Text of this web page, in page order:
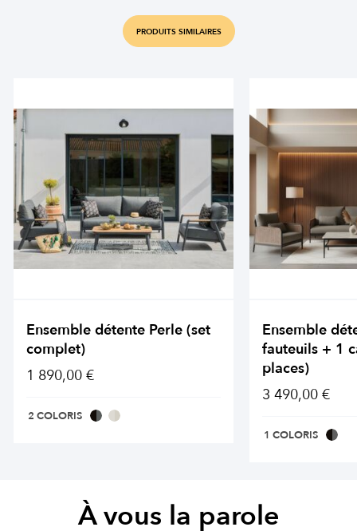
PRODUITS SIMILAIRES
Ensemble détente Perle (set
complet)
1 890,00 €
2 COLORIS
Ensemble
fauteuils + 1
places)
3 490,00 €
1 COLORIS
À vous la parole